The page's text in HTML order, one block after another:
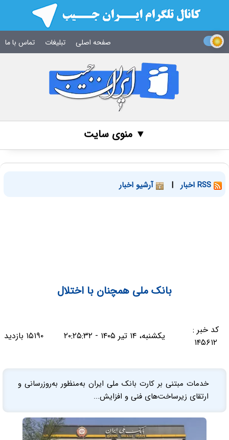
صفحه اصلی تبلیغات تماس با ما
▼ منوی سایت
| آرشیو اخبار
بانک ملی همچنان با اختلال
کد خبر :
۱۴۵۶۱۲
یکشنبه، ۱۴ تیر ۱۴۰۵ - ۲۰:۲۵:۳۲ ۱۵۱۹۰ بازدید
خدمات مبتنی بر کارت بانک ملی ایران به‌منظور به‌روزرسانی و
ارتقای زیرساخت‌های فنی و افزایش...